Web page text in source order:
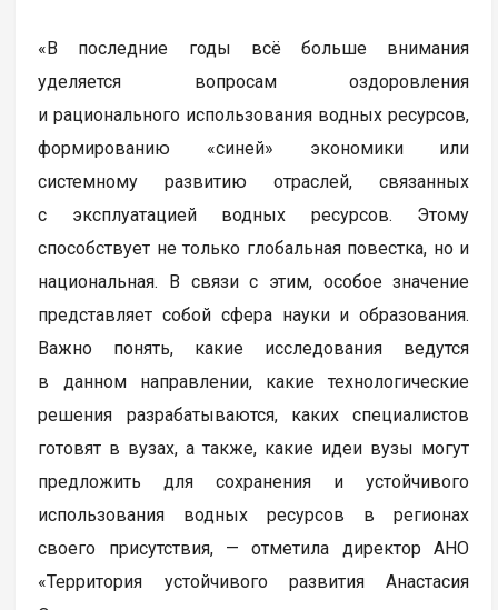
«В последние годы всё больше внимания
уделяется вопросам оздоровления
и рационального использования водных ресурсов,
формированию «синей» экономики или
системному развитию отраслей, связанных
с эксплуатацией водных ресурсов. Этому
способствует не только глобальная повестка, но и
национальная. В связи с этим, особое значение
представляет собой сфера науки и образования.
Важно понять, какие исследования ведутся
в данном направлении, какие технологические
решения разрабатываются, каких специалистов
готовят в вузах, а также, какие идеи вузы могут
предложить для сохранения и устойчивого
использования водных ресурсов в регионах
своего присутствия, — отметила директор АНО
«Территория устойчивого развития Анастасия